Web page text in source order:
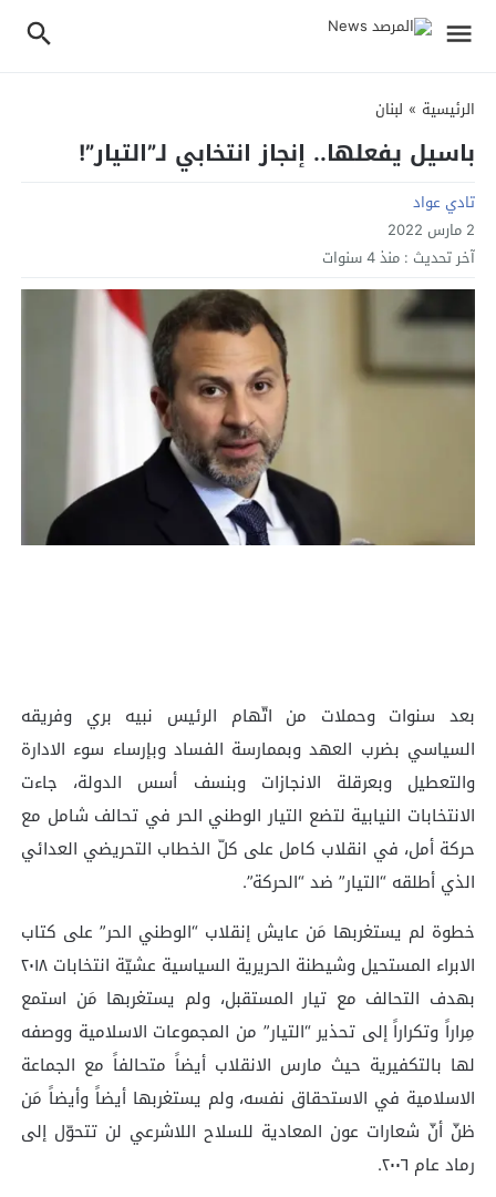
الرئيسية » لبنان
باسيل يفعلها.. إنجاز انتخابي لـ”التيار”!
تادي عواد
2 مارس 2022
آخر تحديث : منذ 4 سنوات
بعد سنوات وحملات من اتّهام الرئيس نبيه بري وفريقه
السياسي بضرب العهد وبممارسة الفساد وبإرساء سوء الادارة
والتعطيل وبعرقلة الانجازات وبنسف أسس الدولة، جاءت
الانتخابات النيابية لتضع التيار الوطني الحر في تحالف شامل مع
حركة أمل، في انقلاب كامل على كلّ الخطاب التحريضي العدائي
الذي أطلقه “التيار” ضد “الحركة”.
خطوة لم يستغربها مَن عايش إنقلاب “الوطني الحر” على كتاب
الابراء المستحيل وشيطنة الحريرية السياسية عشيّة انتخابات ٢٠١٨
بهدف التحالف مع تيار المستقبل، ولم يستغربها مَن استمع
مِراراً وتكراراً إلى تحذير “التيار” من المجموعات الاسلامية ووصفه
لها بالتكفيرية حيث مارس الانقلاب أيضاً متحالفاً مع الجماعة
الاسلامية في الاستحقاق نفسه، ولم يستغربها أيضاً وأيضاً مَن
ظنّ أنّ شعارات عون المعادية للسلاح اللاشرعي لن تتحوّل إلى
رماد عام ٢٠٠٦.